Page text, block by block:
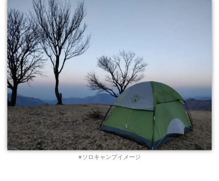
※ソロキャンプイメージ